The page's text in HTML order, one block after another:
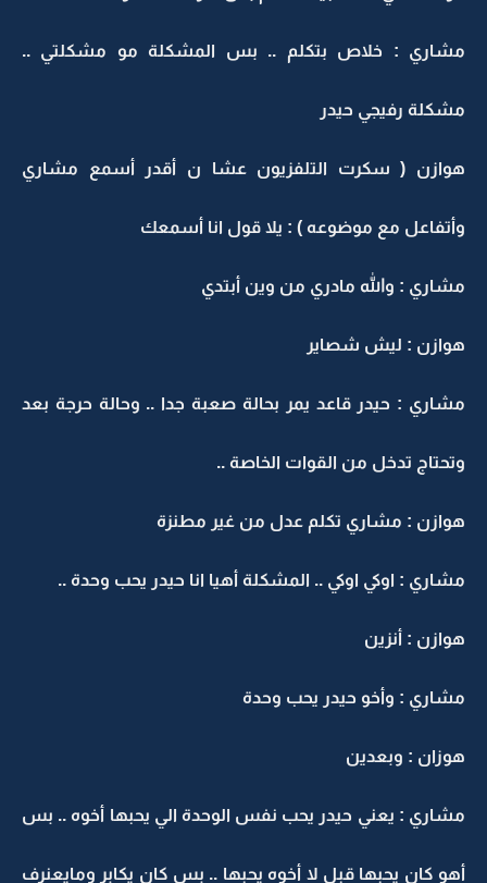
مشاري : خلاص بتكلم .. بس المشكلة مو مشكلتي ..
مشكلة رفيجي حيدر
هوازن ( سكرت التلفزيون عشا ن أقدر أسمع مشاري
وأتفاعل مع موضوعه ) : يلا قول انا أسمعك
مشاري : والله مادري من وين أبتدي
هوازن : ليش شصاير
مشاري : حيدر قاعد يمر بحالة صعبة جدا .. وحالة حرجة بعد
وتحتاج تدخل من القوات الخاصة ..
هوازن : مشاري تكلم عدل من غير مطنزة
مشاري : اوكي اوكي .. المشكلة أهيا انا حيدر يحب وحدة ..
هوازن : أنزين
مشاري : وأخو حيدر يحب وحدة
هوزان : وبعدين
مشاري : يعني حيدر يحب نفس الوحدة الي يحبها أخوه .. بس
أهو كان يحبها قبل لا أخوه يحبها .. بس كان يكابر ومايعنرف